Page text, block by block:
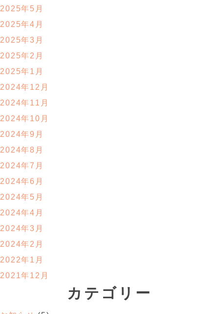
2025年5月
2025年4月
2025年3月
2025年2月
2025年1月
2024年12月
2024年11月
2024年10月
2024年9月
2024年8月
2024年7月
2024年6月
2024年5月
2024年4月
2024年3月
2024年2月
2022年1月
2021年12月
カテゴリー